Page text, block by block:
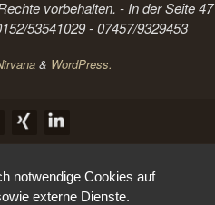
vorbehalten. - In der Seite 47
53541029 - 07457/9329453
& WordPress.
notwendige Cookies auf
externe Dienste.